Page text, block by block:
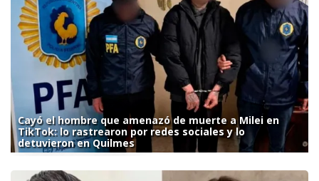
Cayó el hombre que amenazó de muerte a Milei en
TikTok: lo rastrearon por redes sociales y lo
detuvieron en Quilmes